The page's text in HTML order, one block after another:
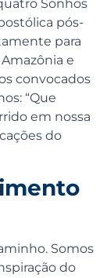
Sonhos
pós-
para
e
convocados
“Que
em nossa
do
Somos
do